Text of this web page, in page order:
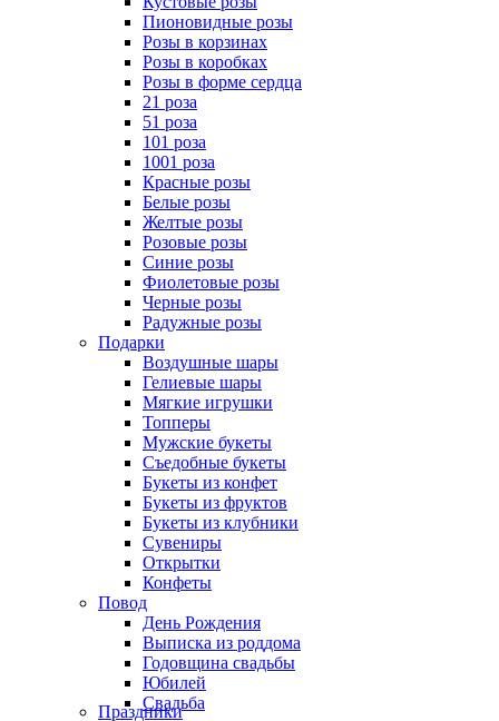
Пионовидные розы
Розы в корзинах
Розы в коробках
Розы в форме сердца
21 роза
51 роза
101 роза
1001 роза
Красные розы
Белые розы
Желтые розы
Розовые розы
Синие розы
Фиолетовые розы
Черные розы
Радужные розы
Подарки
Воздушные шары
Гелиевые шары
Мягкие игрушки
Топперы
Мужские букеты
Съедобные букеты
Букеты из конфет
Букеты из фруктов
Букеты из клубники
Сувениры
Открытки
Конфеты
Повод
День Рождения
Выписка из роддома
Годовщина свадьбы
Юбилей
Свадьба
Праздники